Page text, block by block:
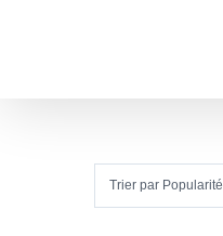
Trier par Popularité